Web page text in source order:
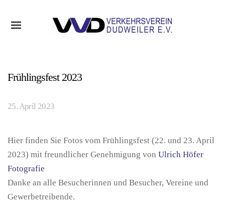
Frühlingsfest 2023
25. April 2023
Hier finden Sie Fotos vom Frühlingsfest (22. und 23. April
2023) mit freundlicher Genehmigung von Ulrich Höfer
Fotografie
Danke an alle Besucherinnen und Besucher, Vereine und
Gewerbetreibende.